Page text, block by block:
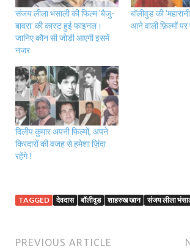
संजय लीला भंसाली की फिल्म 'बैजु-
बावरा' की कास्ट हुई फाइनल।
जानिए कौन सी जोड़ी आएगी इसमें
नजर
बॉलीवुड की
आने वाली फ़िल्मों
दिलीप कुमार अपनी फिल्मों, अपने
किरदारों की वजह से हमेशा ज़िंदा
रहेंगे !
TAGGED देवदास बॉलीवुड शाहरुख खान संजय लीला
PREVIOUS ARTICLE